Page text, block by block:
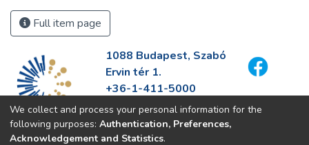
Full item page
1088 Budapest, Szabó
Ervin tér 1.
+36-1-411-5000
info@fszek.hu
https://fszek.hu
We collect and process your personal information for the
following purposes: Authentication, Preferences,
Acknowledgement and Statistics.